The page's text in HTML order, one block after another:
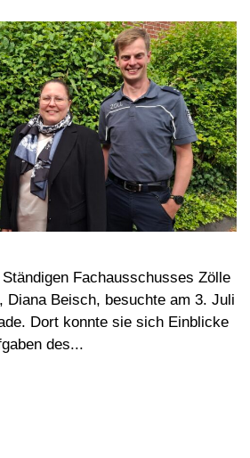
Fachausschusses Zölle
Diana Beisch, besuchte am 3. Juli
Dort konnte sie sich Einblicke
des...